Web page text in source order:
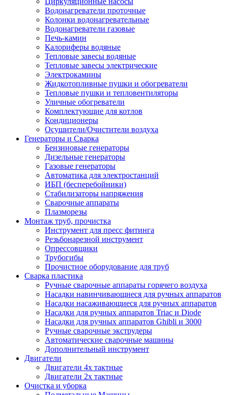
Водонагреватели проточные
Колонки водонагревательные
Водонагреватели газовые
Печь-камин
Калориферы водяные
Тепловые завесы водяные
Тепловые завесы электрические
Электрокамины
Жидкотопливные пушки и обогреватели
Тепловые пушки и тепловентиляторы
Уличные обогреватели
Комплектующие для котлов
Кондиционеры
Осушители/Очистители воздуха
Генераторы и Сварка
Бензиновые генераторы
Дизельные генераторы
Газовые генераторы
Автоматика для электростанций
ИБП (бесперебойники)
Стабилизаторы напряжения
Сварочные аппараты
Плазморезы
Монтаж труб, прочистка
Инструмент для пресс фитинга
Резьбонарезной инструмент
Опрессовщики
Трубогибы
Прочистное оборудование для труб
Сварка пластика
Ручные сварочные аппараты горячего воздуха
Насадки навинчивающиеся для ручных аппаратов
Насадки насаживающиеся для ручных аппаратов
Насадки для ручных аппаратов Triac и Diode
Насадки для ручных аппаратов Ghibli и 3000
Ручные сварочные экструдеры
Автоматические сварочные машины
Дополнительный инструмент
Двигатели
Двигатели 4х тактные
Двигатели 2х тактные
Очистка и уборка